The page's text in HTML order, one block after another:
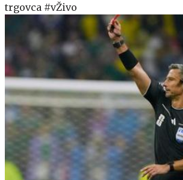
trgovca #vŽivo